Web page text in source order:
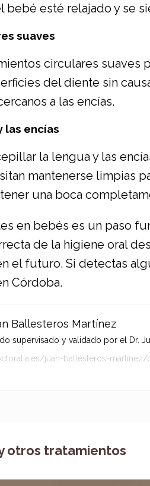
bebé esté relajado y se
suaves
circulares suaves
del diente sin
a las encías.
las encías
la lengua y las
mantenerse limpias
una boca
en bebés es un paso
de la higiene oral
el futuro. Si detectas
Córdoba.
Ballesteros Martínez
supervisado y validado por el Dr.
juan-ballesteros-
otros tratamientos